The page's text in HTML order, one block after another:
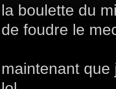
la boulette du
de foudre le
maintenant